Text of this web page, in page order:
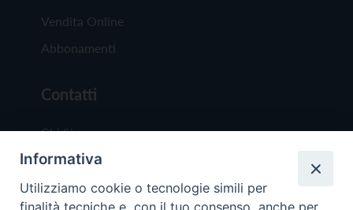
Vendita Online
Abbonamenti
Contatti
Chi Siamo
Redazione
Scrivici
Informativa
Utilizziamo cookie o tecnologie simili per